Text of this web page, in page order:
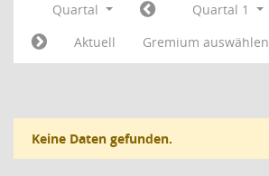
Quartal Quartal 1
Aktuell
Gremium auswählen
Keine Daten gefunden.